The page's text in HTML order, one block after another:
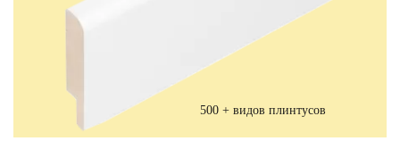
500 + видов плинтусов